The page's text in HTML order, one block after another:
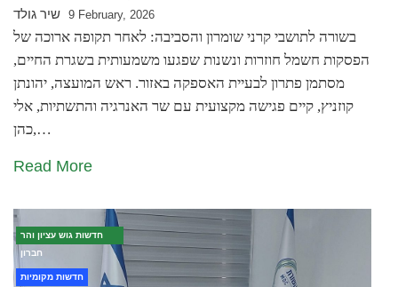
שיר גולד 9 February, 2026
בשורה לתושבי קרני שומרון והסביבה: לאחר תקופה ארוכה של
הפסקות חשמל חוזרות ונשנות שפגעו משמעותית בשגרת החיים,
מסתמן פתרון לבעיית האספקה באזור. ראש המועצה, יהונתן
קוזניץ, קיים פגישה מקצועית עם שר האנרגיה והתשתיות, אלי
כהן,…
Read More
חדשות גוש עציון והר
חברון
חדשות מקומיות